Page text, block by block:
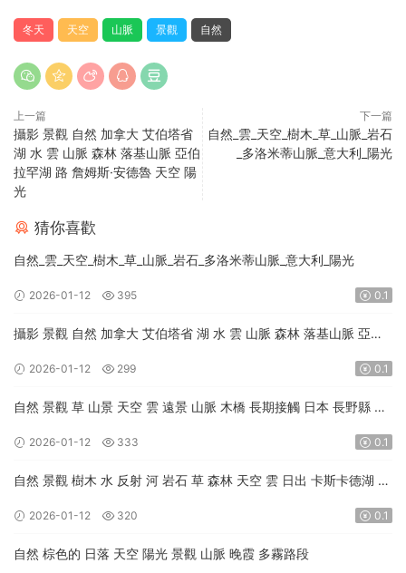
冬天 天空 山脈 景觀 自然
上一篇
攝影 景觀 自然 加拿大 艾伯塔省
湖 水 雲 山脈 森林 落基山脈 亞伯
拉罕湖 路 詹姆斯·安德魯 天空 陽
光
下一篇
自然_雲_天空_樹木_草_山脈_岩石
_多洛米蒂山脈_意大利_陽光
猜你喜歡
自然_雲_天空_樹木_草_山脈_岩石_多洛米蒂山脈_意大利_陽光
2026-01-12 395 0.1
攝影 景觀 自然 加拿大 艾伯塔省 湖 水 雲 山脈 森林 落基山脈 亞伯
2026-01-12 299 0.1
自然 景觀 草 山景 天空 雲 遠景 山脈 木橋 長期接觸 日本 長野縣 陽
2026-01-12 333 0.1
自然 景觀 樹木 水 反射 河 岩石 草 森林 天空 雲 日出 卡斯卡德湖 愛
2026-01-12 320 0.1
自然 棕色的 日落 天空 陽光 景觀 山脈 晚霞 多霧路段